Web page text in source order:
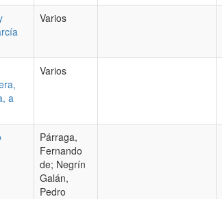
Varios
a
Varios
Párraga,
Fernando
de; Negrín
Galán,
Pedro